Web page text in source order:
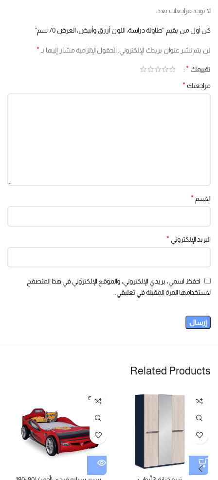
لا توجد مراجعات بعد.
كن أول من يقيم “طاولة دراسة، اللون أزرق وأبيض، العرض 70 سم”
لن يتم نشر عنوان بريدك الإلكتروني. الحقول الإلزامية مشار إليها بـ *
تقييمك *
مراجعتك *
الاسم *
البريد الإلكتروني *
احفظ اسمي، بريدي الإلكتروني، والموقع الإلكتروني في هذا المتصفح
لاستخدامها المرة المقبلة في تعليقي.
Related Products
SOLD
OUT